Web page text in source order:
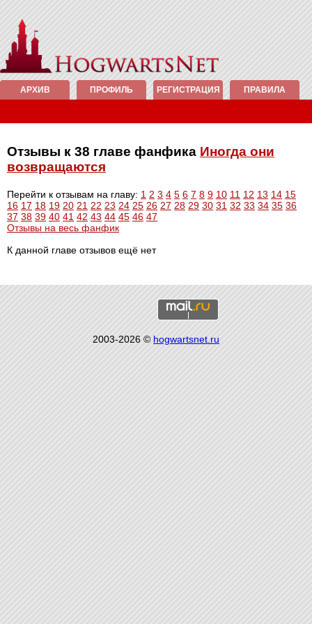
АРХИВ ПРОФИЛЬ РЕГИСТРАЦИЯ ПРАВИЛА
Отзывы к 38 главе фанфика Иногда они
возвращаются
Перейти к отзывам на главу: 1 2 3 4 5 6 7 8 9 10 11 12 13 14 15
16 17 18 19 20 21 22 23 24 25 26 27 28 29 30 31 32 33 34 35 36
37 38 39 40 41 42 43 44 45 46 47
Отзывы на весь фанфик
К данной главе отзывов ещё нет
2003-2026 ©hogwartsnet.ru